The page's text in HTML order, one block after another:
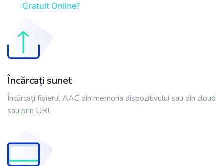
Gratuit Online?
Încărcați sunet
Încărcați fișierul AAC din memoria dispozitivului sau din cloud
sau prin URL